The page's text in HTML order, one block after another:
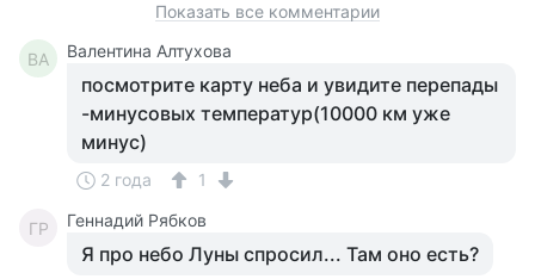
Показать все комментарии
ВА Валентина Алтухова
посмотрите карту неба и увидите перепады
-минусовых температур(10000 км уже
минус)
2 года 1
ГР Геннадий Рябков
Я про небо Луны спросил... Там оно есть?